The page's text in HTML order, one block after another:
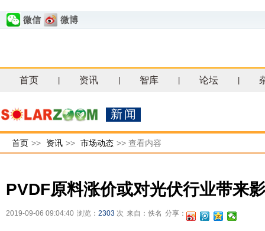
微信 微博
首页 资讯 智库 论坛
新闻
首页 >> 资讯 >> 市场动态 >> 查看内容
PVDF原料涨价或对光伏行业带来
2019-09-06 09:04:40 浏览： 2303 次 来自：佚名 分享：